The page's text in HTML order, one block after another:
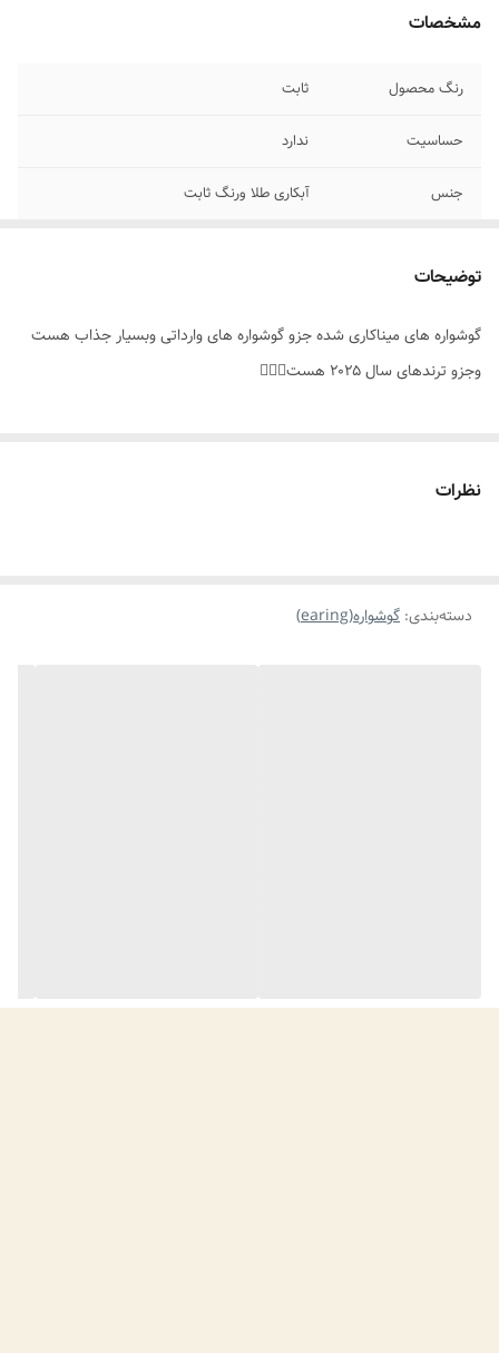
مشخصات
رنگ محصول ثابت
حساسیت ندارد
جنس آبکاری طلا ورنگ ثابت
موارد استفاده برای هدیه دادن،اوت فیت،مجلسی،جشن
توضیحات
گوشواره های میناکاری شده جزو گوشواره های وارداتی وبسیار جذاب هست
وجزو ترندهای سال ۲۰۲۵ هست👌🏻✨️
نظرات
دسته‌بندی: گوشواره(earing)